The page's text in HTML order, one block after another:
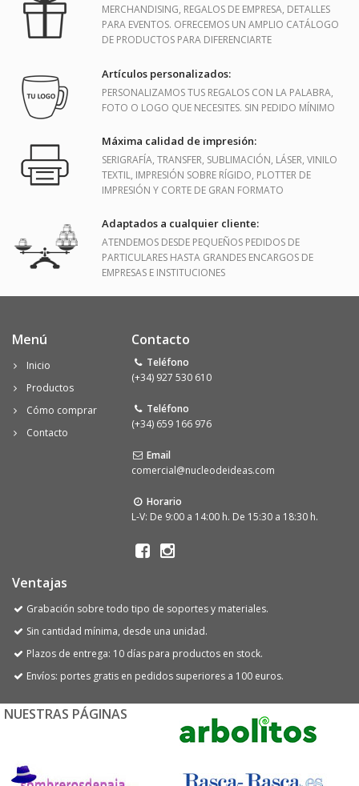
MERCHANDISING, REGALOS DE EMPRESA, DETALLES
PARA EVENTOS. OFRECEMOS UN AMPLIO CATÁLOGO
DE PRODUCTOS PARA DIFERENCIARTE
Artículos personalizados:
PERSONALIZAMOS TUS REGALOS CON LA PALABRA,
FOTO O LOGO QUE NECESITES. SIN PEDIDO MÍNIMO
Máxima calidad de impresión:
SERIGRAFÍA, TRANSFER, SUBLIMACIÓN, LÁSER, VINILO
TEXTIL, IMPRESIÓN SOBRE RÍGIDO, PLOTTER DE
IMPRESIÓN Y CORTE DE GRAN FORMATO
Adaptados a cualquier cliente:
ATENDEMOS DESDE PEQUEÑOS PEDIDOS DE
PARTICULARES HASTA GRANDES ENCARGOS DE
EMPRESAS E INSTITUCIONES
Menú
Inicio
Productos
Cómo comprar
Contacto
Contacto
Teléfono
(+34) 927 530 610
Teléfono
(+34) 659 166 976
Email
comercial@nucleodeideas.com
Horario
L-V: De 9:00 a 14:00 h. De 15:30 a 18:30 h.
Ventajas
Grabación sobre todo tipo de soportes y materiales.
Sin cantidad mínima, desde una unidad.
Plazos de entrega: 10 días para productos en stock.
Envíos: portes gratis en pedidos superiores a 100 euros.
NUESTRAS PÁGINAS